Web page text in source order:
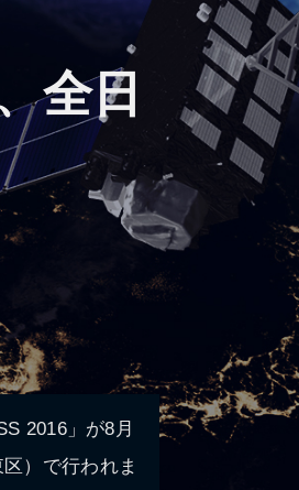
全日
2016」が8月
）で行われま